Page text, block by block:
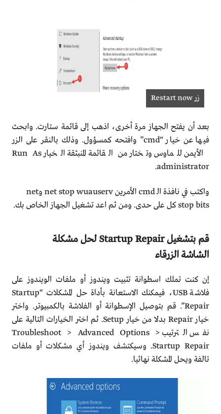
زر Restart now
بعد أن يفتح الجهاز مرة أخرى، اذهب إلى قائمة ستارت. وابحث
فيها عن خيار “cmd” وافتحه كمسؤول. وذلك بالنقر على الزر
الأيمن للماوس وتختار من القائمة المنبثقة الخيار Run As
administrator.
واكتب في نافذة الـ cmd الأمرين net stop wuauserv وnet
stop bits كل على حدى. ومن ثم اعد تشغيل الجهاز الخاص بك.
قم بتشغيل Startup Repair لحل مشكلة
الشاشة الزرقاء
إن كنت تملك اسطوانة تثبيت ويندوز أو ملفات الويندوز على
فلاشة USB، فيمكنك الاستعانة بأداة حل المشكلات “Startup
Repair”. قم بتوصيل الإسطوانة أو الفلاشة بالكمبيوتر. واختر
خيار Repair بدلا من خيار Setup. ثم اختر الخيارات التالية على
نفس الترتيب Troubleshoot > Advanced Options >
Startup Repair. وسيكتشف ويندوز أي مشكلات أو ملفات
تالفة ويحل المشكلة نهائيا.